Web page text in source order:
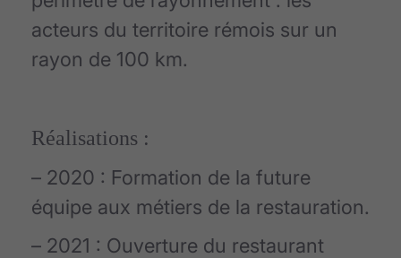
acteurs du territoire rémois sur un
rayon de 100 km.
Réalisations :
– 2020 : Formation de la future
équipe aux métiers de la restauration.
– 2021 : Ouverture du restaurant